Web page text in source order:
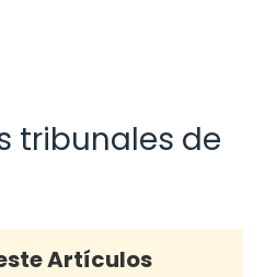
tribunales de
Artículos